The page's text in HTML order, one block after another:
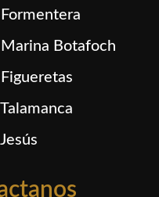
Botafoch